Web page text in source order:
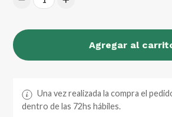
Agregar al
Una vez realizada la compra el
dentro de las 72hs hábiles.